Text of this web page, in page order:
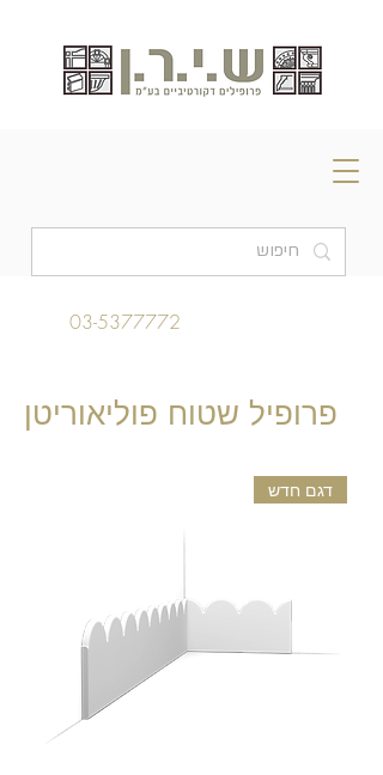
03-5377772
פרופיל שטוח פוליאוריטן
דגם חדש